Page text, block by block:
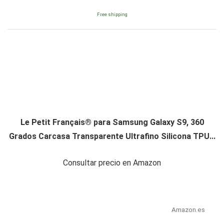
Free shipping
Le Petit Français® para Samsung Galaxy S9, 360
Grados Carcasa Transparente Ultrafino Silicona TPU...
Consultar precio en Amazon
Amazon.es